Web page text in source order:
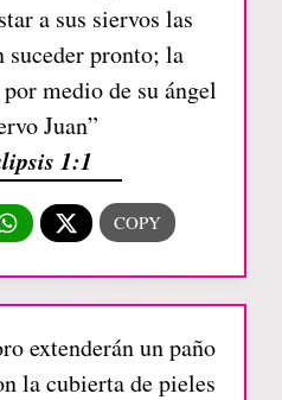
a sus siervos las
suceder pronto; la
medio de su ángel
Juan”
1:1
extenderán un paño
la cubierta de pieles